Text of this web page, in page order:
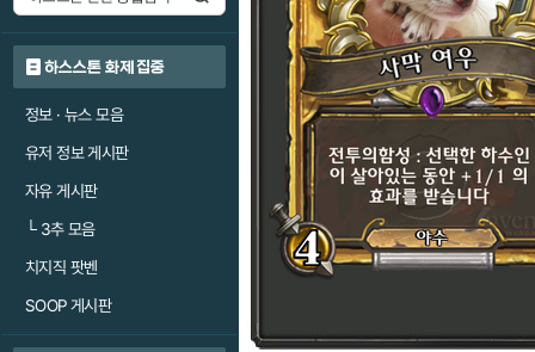
하스스톤 화제 집중
정보 · 뉴스 모음
유저 정보 게시판
자유 게시판
└3추 모음
치지직 팟벤
SOOP 게시판